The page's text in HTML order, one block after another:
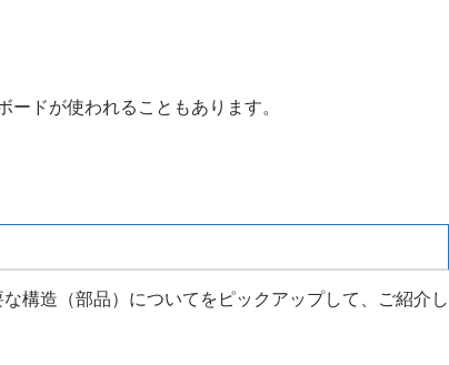
ドが使われることもあります。
構造（部品）についてをピックアップして、ご紹介し